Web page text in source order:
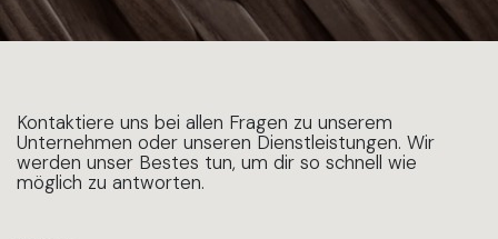
Kontaktiere uns bei allen Fragen zu unserem
Unternehmen oder unseren Dienstleistungen. Wir
werden unser Bestes tun, um dir so schnell wie
möglich zu antworten.